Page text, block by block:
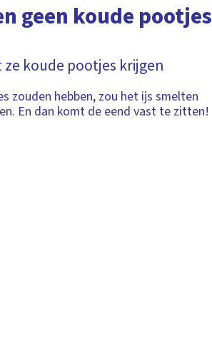
geen koude pootjes
ze koude pootjes krijgen
zouden hebben, zou het ijs smelten
En dan komt de eend vast te zitten!